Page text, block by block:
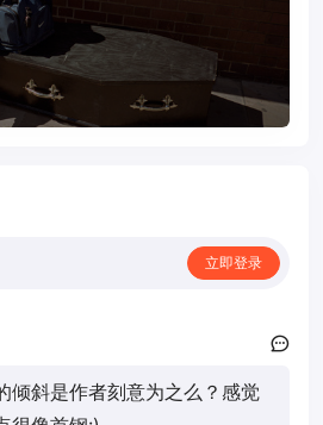
立即登录
倾斜是作者刻意为之么？感觉